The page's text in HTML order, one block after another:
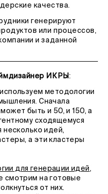
качества.
генерируют
или процессов,
и заданной
ИКРЫ :
методологии
Сначала
быть и 50, и 150, а
сходящемуся
несколько идей,
а эти кластеры
для генерации идей ,
смотрим на готовые
от них.